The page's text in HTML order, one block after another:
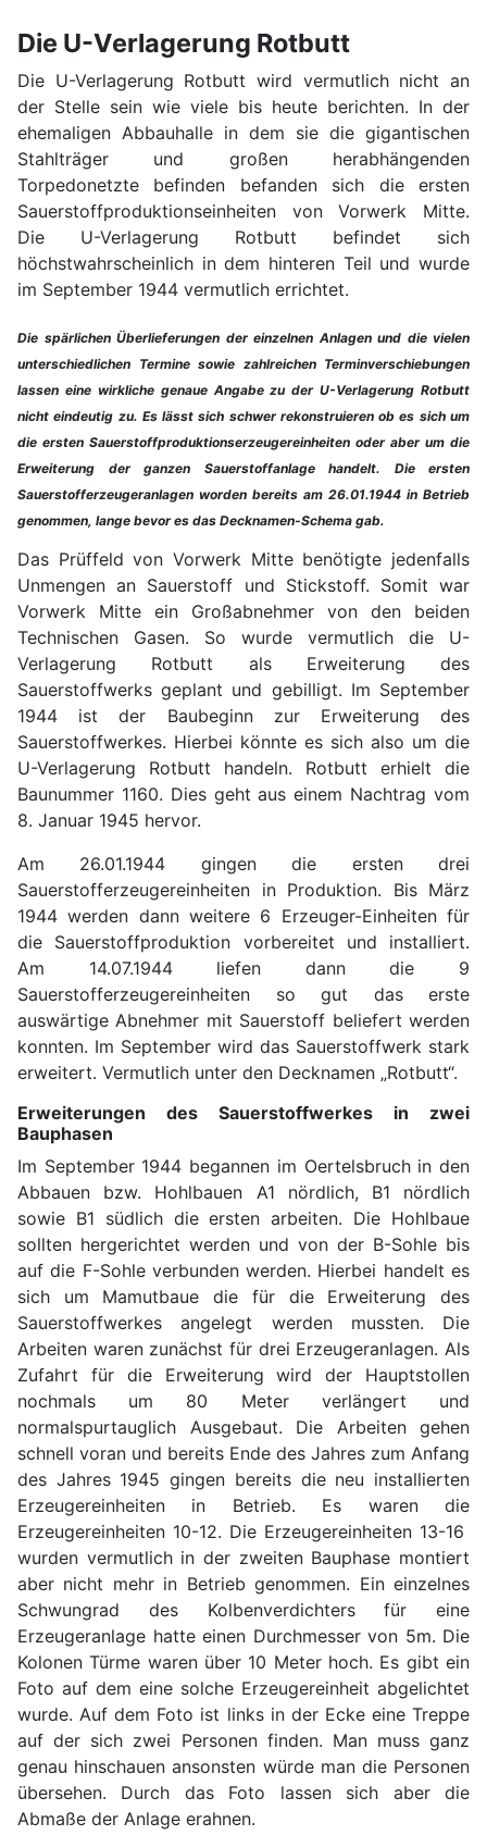
Die U-Verlagerung Rotbutt
Die U-Verlagerung Rotbutt wird vermutlich nicht an
der Stelle sein wie viele bis heute berichten. In der
ehemaligen Abbauhalle in dem sie die gigantischen
Stahlträger und großen herabhängenden
Torpedonetzte befinden befanden sich die ersten
Sauerstoffproduktionseinheiten von Vorwerk Mitte.
Die U-Verlagerung Rotbutt befindet sich
höchstwahrscheinlich in dem hinteren Teil und wurde
im September 1944 vermutlich errichtet.
Die spärlichen Überlieferungen der einzelnen Anlagen und die vielen
unterschiedlichen Termine sowie zahlreichen Terminverschiebungen
lassen eine wirkliche genaue Angabe zu der U-Verlagerung Rotbutt
nicht eindeutig zu. Es lässt sich schwer rekonstruieren ob es sich um
die ersten Sauerstoffproduktionserzeugereinheiten oder aber um die
Erweiterung der ganzen Sauerstoffanlage handelt. Die ersten
Sauerstofferzeugeranlagen worden bereits am 26.01.1944 in Betrieb
genommen, lange bevor es das Decknamen-Schema gab.
Das Prüffeld von Vorwerk Mitte benötigte jedenfalls
Unmengen an Sauerstoff und Stickstoff. Somit war
Vorwerk Mitte ein Großabnehmer von den beiden
Technischen Gasen. So wurde vermutlich die U-
Verlagerung Rotbutt als Erweiterung des
Sauerstoffwerks geplant und gebilligt. Im September
1944 ist der Baubeginn zur Erweiterung des
Sauerstoffwerkes. Hierbei könnte es sich also um die
U-Verlagerung Rotbutt handeln. Rotbutt erhielt die
Baunummer 1160. Dies geht aus einem Nachtrag vom
8. Januar 1945 hervor.
Am 26.01.1944 gingen die ersten drei
Sauerstofferzeugereinheiten in Produktion. Bis März
1944 werden dann weitere 6 Erzeuger-Einheiten für
die Sauerstoffproduktion vorbereitet und installiert.
Am 14.07.1944 liefen dann die 9
Sauerstofferzeugereinheiten so gut das erste
auswärtige Abnehmer mit Sauerstoff beliefert werden
konnten. Im September wird das Sauerstoffwerk stark
erweitert. Vermutlich unter den Decknamen „Rotbutt“.
Erweiterungen des Sauerstoffwerkes in zwei
Bauphasen
Im September 1944 begannen im Oertelsbruch in den
Abbauen bzw. Hohlbauen A1 nördlich, B1 nördlich
sowie B1 südlich die ersten arbeiten. Die Hohlbaue
sollten hergerichtet werden und von der B-Sohle bis
auf die F-Sohle verbunden werden. Hierbei handelt es
sich um Mamutbaue die für die Erweiterung des
Sauerstoffwerkes angelegt werden mussten. Die
Arbeiten waren zunächst für drei Erzeugeranlagen. Als
Zufahrt für die Erweiterung wird der Hauptstollen
nochmals um 80 Meter verlängert und
normalspurtauglich Ausgebaut. Die Arbeiten gehen
schnell voran und bereits Ende des Jahres zum Anfang
des Jahres 1945 gingen bereits die neu installierten
Erzeugereinheiten in Betrieb. Es waren die
Erzeugereinheiten 10-12. Die Erzeugereinheiten 13-16
wurden vermutlich in der zweiten Bauphase montiert
aber nicht mehr in Betrieb genommen. Ein einzelnes
Schwungrad des Kolbenverdichters für eine
Erzeugeranlage hatte einen Durchmesser von 5m. Die
Kolonen Türme waren über 10 Meter hoch. Es gibt ein
Foto auf dem eine solche Erzeugereinheit abgelichtet
wurde. Auf dem Foto ist links in der Ecke eine Treppe
auf der sich zwei Personen finden. Man muss ganz
genau hinschauen ansonsten würde man die Personen
übersehen. Durch das Foto lassen sich aber die
Abmaße der Anlage erahnen.